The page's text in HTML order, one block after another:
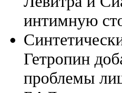
интимную
Гетропин
проблемы